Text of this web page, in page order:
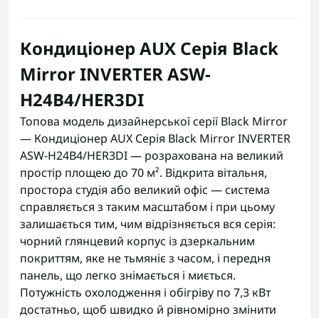
Кондиціонер AUX Серія Black
Mirror INVERTER ASW-
H24B4/HER3DI
Топова модель дизайнерської серії Black Mirror
— Кондиціонер AUX Серія Black Mirror INVERTER
ASW-H24B4/HER3DI — розрахована на великий
простір площею до 70 м². Відкрита вітальня,
простора студія або великий офіс — система
справляється з таким масштабом і при цьому
залишається тим, чим відрізняється вся серія:
чорний глянцевий корпус із дзеркальним
покриттям, яке не тьмяніє з часом, і передня
панель, що легко знімається і миється.
Потужність охолодження і обігріву по 7,3 кВт
достатньо, щоб швидко й рівномірно змінити